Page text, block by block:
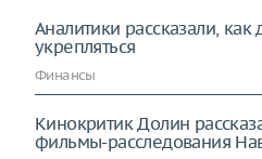
Аналитики рассказали,
укрепляться
Финансы
Кинокритик Долин
фильмы-расследования